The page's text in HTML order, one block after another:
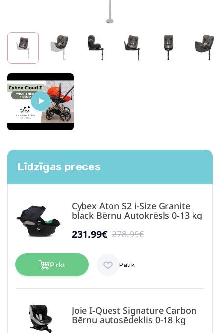
Līdzīgas preces
Cybex Aton S2 i-Size Granite
black Bērnu Autokrēsls 0-13 kg
231.99€ 278.99€
Pirkt Patīk
Joie I-Quest Signature Carbon
Bērnu autosēdeklis 0-18 kg